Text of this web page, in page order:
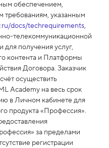
обеспечением,
указанным
docs/techrequirements,
телекоммуникационной
получения услуг,
контента и Платформы
Договора. Заказчик
осуществить
Academy на весь срок
в Личном кабинете для
продукта «Профессия».
за пределами
регистрации